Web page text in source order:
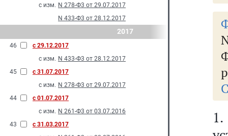
с изм. N 278-Ф3 от 29.07.2017
N 433-Ф3 от 28.12.2017
2017
46
с 29.12.2017
с изм. N 433-Ф3 от 28.12.2017
45
с 31.07.2017
с изм. N 278-Ф3 от 29.07.2017
44
с 01.07.2017
с изм. N 261-Ф3 от 03.07.2016
43
с 31.03.2017